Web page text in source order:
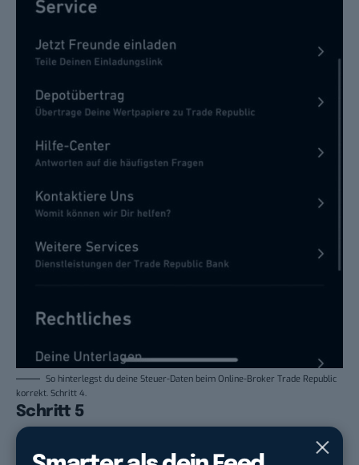
So hinterlegst du deine Steuer-Daten beim Online-Broker Trade Republic
korrekt. Schritt 4.
Schritt 5